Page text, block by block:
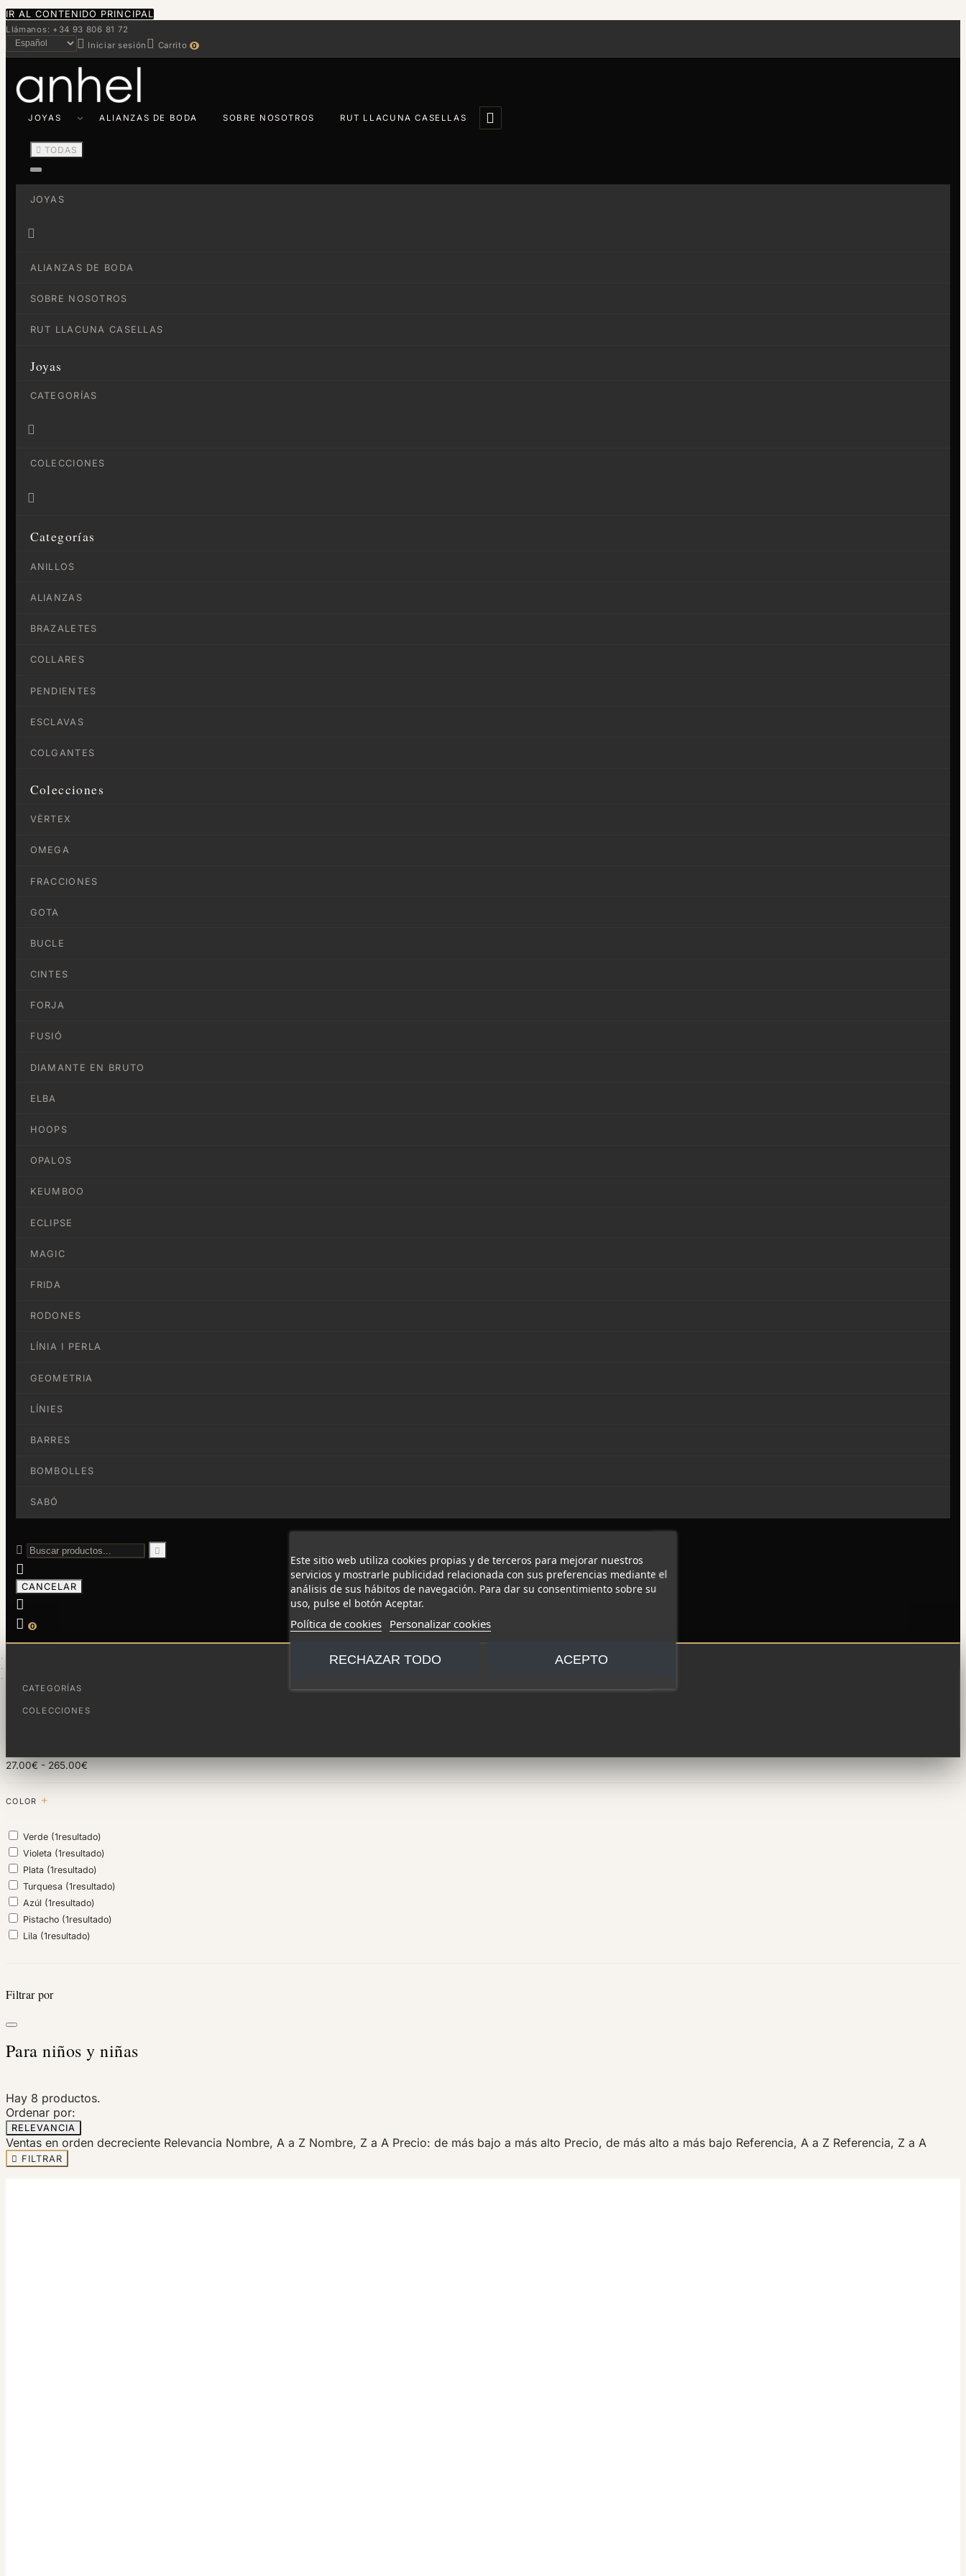
IR AL CONTENIDO PRINCIPAL
Llámanos: +34 93 806 81 72
 Iniciar sesión  Carrito 0
JOYAS
CATEGORÍAS
COLECCIONES
ALIANZAS DE BODA SOBRE NOSOTROS RUT LLACUNA CASELLAS 
 TODAS
JOYAS

ALIANZAS DE BODA
SOBRE NOSOTROS
RUT LLACUNA CASELLAS
Joyas
CATEGORÍAS

COLECCIONES

Categorías
ANILLOS
ALIANZAS
BRAZALETES
COLLARES
PENDIENTES
ESCLAVAS
COLGANTES
Colecciones
VÈRTEX
OMEGA
FRACCIONES
GOTA
BUCLE
CINTES
FORJA
FUSIÓ
DIAMANTE EN BRUTO
ELBA
HOOPS
OPALOS
KEUMBOO
ECLIPSE
MAGIC
FRIDA
RODONES
LÍNIA I PERLA
GEOMETRIA
LÍNIES
BARRES
BOMBOLLES
SABÓ
 

CANCELAR


0
FILTRAR POR
27.00€ - 265.00€
COLOR
Verde (1resultado)
Violeta (1resultado)
Plata (1resultado)
Turquesa (1resultado)
Azúl (1resultado)
Pistacho (1resultado)
Lila (1resultado)
Filtrar por
Para niños y niñas
Hay 8 productos.
Ordenar por:
RELEVANCIA
Ventas en orden decreciente Relevancia Nombre, A a Z Nombre, Z a A Precio: de más bajo a más alto Precio, de más alto a más bajo Referencia, A a Z Referencia, Z a A
 FILTRAR
Este sitio web utiliza cookies propias y de terceros para mejorar nuestros
servicios y mostrarle publicidad relacionada con sus preferencias mediante el
análisis de sus hábitos de navegación. Para dar su consentimiento sobre su
uso, pulse el botón Aceptar.
Política de cookies Personalizar cookies
RECHAZAR TODO ACEPTO